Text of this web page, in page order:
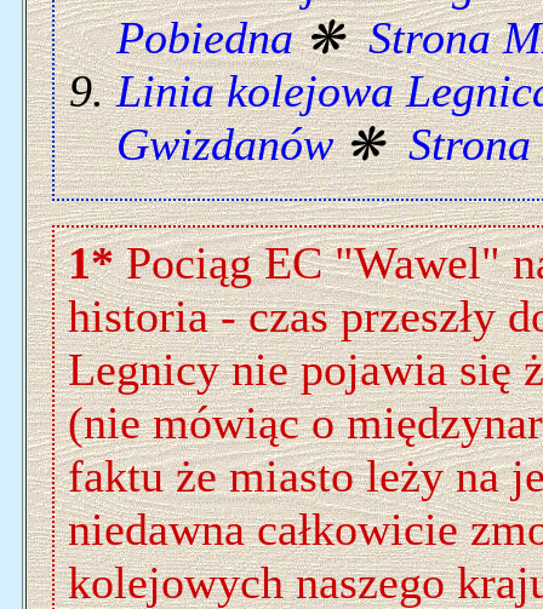
Pobiedna❋Strona
Linia kolejowa
Gwizdanów❋
1*Pociąg EC "Wawel"
historia - czas przeszły
Legnicy nie pojawia się
(nie mówiąc o
faktu że miasto leży na
niedawna całkowicie
kolejowych naszego